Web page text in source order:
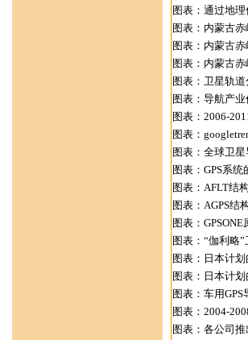
图表：通过地
图表：内蒙古
图表：内蒙古
图表：内蒙古
图表：卫星轨道
图表：导航产
图表：2006-
图表：
图表：全球卫
图表：GPS系
图表：AFLT结
图表：AGPS结
图表：GPSONE
图表：“伽利略
图表：日本计
图表：日本计
图表：车用
图表：2004-
图表：各公司